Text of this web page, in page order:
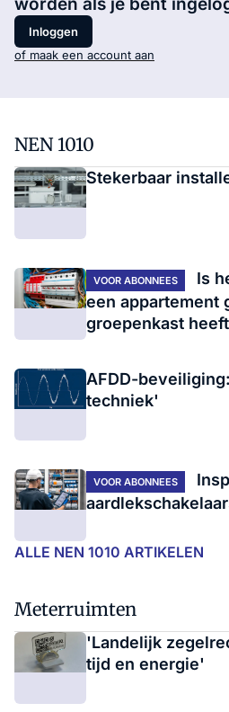
Inloggen
of maak een account aan
NEN 1010
Stekerbaar
VOOR ABONNEES
Is
een appartement
groepenkast
AFDD-
techniek'
VOOR ABONNEES
ALLE NEN 1010 ARTIKELEN
Meterruimten
'Landelijk
tijd en energie'